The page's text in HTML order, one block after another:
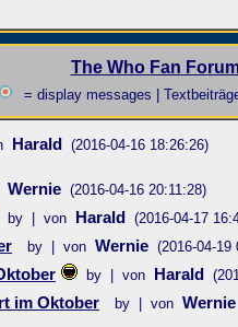
The Who Fan
= display messages |
Harald (2016-04-16 18:26:26)
Wernie (2016-04-16 20:11:28)
by | von Harald (2016-04-17
by | von Wernie (2016-04-19
by | von Harald
im Oktober by | von Wernie